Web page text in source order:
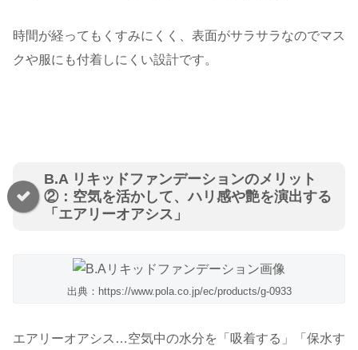
時間が経ってもくすみにくく、表面がサラサラなのでマス
クや服にも付着しにくい設計です。
B.A リキッドファンデーションのメリット
②：空気を活かして、ハリ感や艶を演出する
「エアリーオアシス」
出典：https://www.pola.co.jp/ec/products/g-0933
エアリーオアシス…空気中の水分を「吸着する」「保水す